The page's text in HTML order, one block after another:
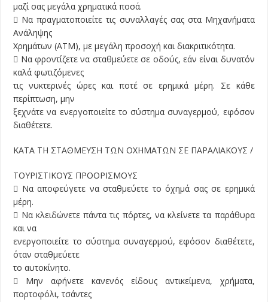
μαζί σας μεγάλα χρηματικά ποσά.
 Να πραγματοποιείτε τις συναλλαγές σας στα Μηχανήματα
Ανάληψης
Χρημάτων (ΑΤΜ), με μεγάλη προσοχή και διακριτικότητα.
 Να φροντίζετε να σταθμεύετε σε οδούς, εάν είναι δυνατόν
καλά φωτιζόμενες
τις νυκτερινές ώρες και ποτέ σε ερημικά μέρη. Σε κάθε
περίπτωση, μην
ξεχνάτε να ενεργοποιείτε το σύστημα συναγερμού, εφόσον
διαθέτετε.
ΚΑΤΑ ΤΗ ΣΤΑΘΜΕΥΣΗ ΤΩΝ ΟΧΗΜΑΤΩΝ ΣΕ ΠΑΡΑΛΙΑΚΟΥΣ /
ΤΟΥΡΙΣΤΙΚΟΥΣ ΠΡΟΟΡΙΣΜΟΥΣ
 Να αποφεύγετε να σταθμεύετε το όχηµά σας σε ερημικά
μέρη.
 Να κλειδώνετε πάντα τις πόρτες, να κλείνετε τα παράθυρα
και να
ενεργοποιείτε το σύστημα συναγερμού, εφόσον διαθέτετε,
όταν σταθμεύετε
το αυτοκίνητο.
 Μην αφήνετε κανενός είδους αντικείμενα, χρήματα,
πορτοφόλι, τσάντες